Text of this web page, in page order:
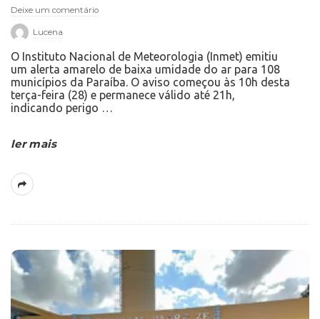
Deixe um comentário
Lucena
O Instituto Nacional de Meteorologia (Inmet) emitiu
um alerta amarelo de baixa umidade do ar para 108
municípios da Paraíba. O aviso começou às 10h desta
terça-feira (28) e permanece válido até 21h,
indicando perigo …
ler mais